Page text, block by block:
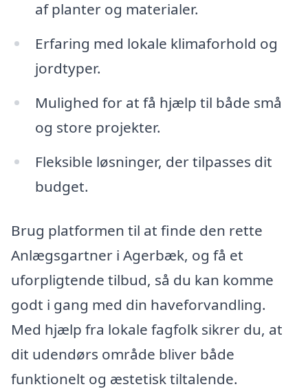
af planter og materialer.
Erfaring med lokale klimaforhold og
jordtyper.
Mulighed for at få hjælp til både små
og store projekter.
Fleksible løsninger, der tilpasses dit
budget.
Brug platformen til at finde den rette
Anlægsgartner i Agerbæk, og få et
uforpligtende tilbud, så du kan komme
godt i gang med din haveforvandling.
Med hjælp fra lokale fagfolk sikrer du, at
dit udendørs område bliver både
funktionelt og æstetisk tiltalende.